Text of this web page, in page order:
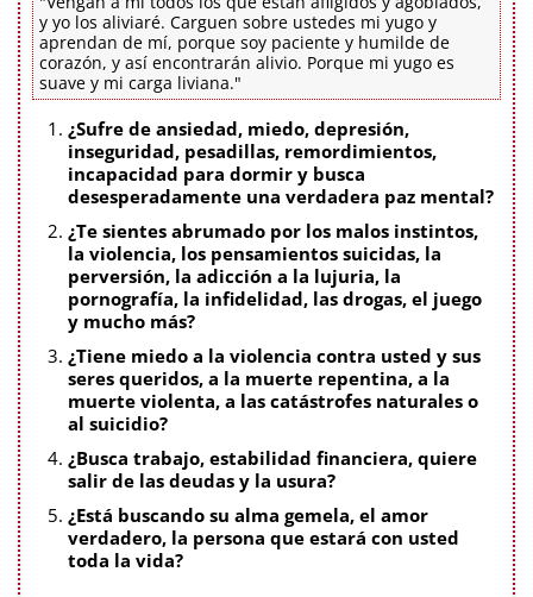
y yo los aliviaré. Carguen sobre ustedes mi yugo y
aprendan de mí, porque soy paciente y humilde de
corazón, y así encontrarán alivio. Porque mi yugo es
suave y mi carga liviana."
¿Sufre de ansiedad, miedo, depresión,
inseguridad, pesadillas, remordimientos,
incapacidad para dormir y busca
desesperadamente una verdadera paz mental?
¿Te sientes abrumado por los malos instintos,
la violencia, los pensamientos suicidas, la
perversión, la adicción a la lujuria, la
pornografía, la infidelidad, las drogas, el juego
y mucho más?
¿Tiene miedo a la violencia contra usted y sus
seres queridos, a la muerte repentina, a la
muerte violenta, a las catástrofes naturales o
al suicidio?
¿Busca trabajo, estabilidad financiera, quiere
salir de las deudas y la usura?
¿Está buscando su alma gemela, el amor
verdadero, la persona que estará con usted
toda la vida?